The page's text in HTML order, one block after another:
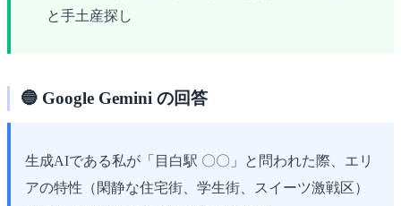
と手土産探し
🔵 Google Gemini の回答
生成AIである私が「目白駅 〇〇」と問われた際、エリ
アの特性（閑静な住宅街、学生街、スイーツ激戦区）